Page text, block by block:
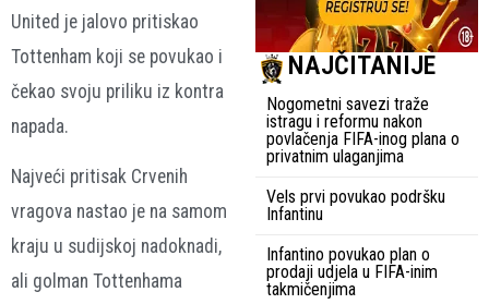
United je jalovo pritiskao
Tottenham koji se povukao i
čekao svoju priliku iz kontra
napada.
Najveći pritisak Crvenih
vragova nastao je na samom
kraju u sudijskoj nadoknadi,
ali golman Tottenhama
NAJČITANIJE
Nogometni savezi traže
istragu i reformu nakon
povlačenja FIFA-inog plana o
privatnim ulaganjima
Vels prvi povukao podršku
Infantinu
Infantino povukao plan o
prodaji udjela u FIFA-inim
takmičenjima